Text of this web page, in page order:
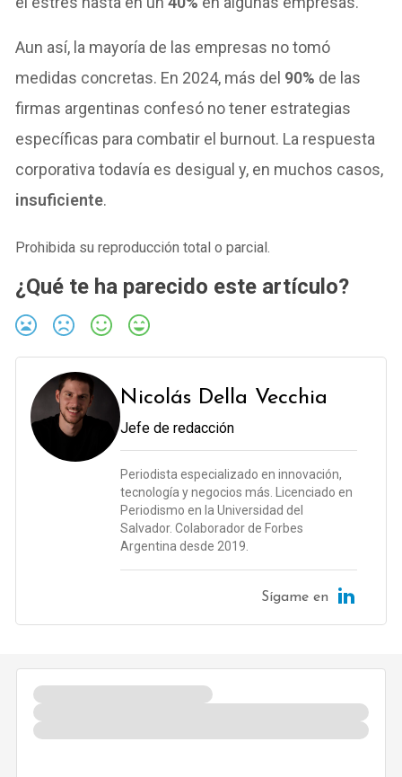
Aun así, la mayoría de las empresas no tomó
medidas concretas. En 2024, más del 90% de las
firmas argentinas confesó no tener estrategias
específicas para combatir el burnout. La respuesta
corporativa todavía es desigual y, en muchos casos,
insuficiente.
Prohibida su reproducción total o parcial.
¿Qué te ha parecido este artículo?
Nicolás Della Vecchia
Jefe de redacción
Periodista especializado en innovación,
tecnología y negocios más. Licenciado en
Periodismo en la Universidad del
Salvador. Colaborador de Forbes
Argentina desde 2019.
Sígame en